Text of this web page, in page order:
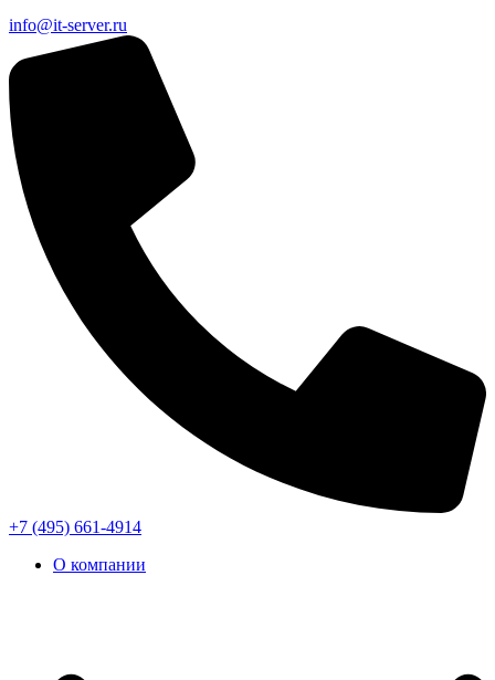
info@it-server.ru
+7 (495) 661-4914
О компании